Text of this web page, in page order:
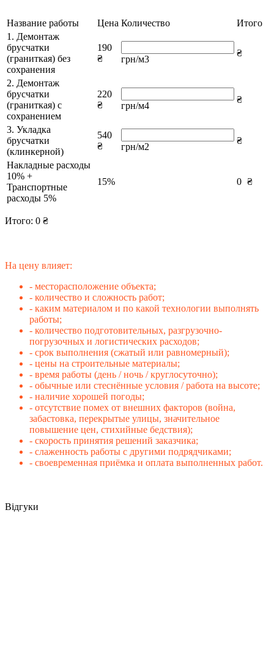
Название работы Цена Количество
Итого
1. Демонтаж
брусчатки
(граниткая) без
сохранения
190
₴
грн/м3
₴
2. Демонтаж
брусчатки
(граниткая) с
сохранением
220
₴
грн/м4
₴
3. Укладка
брусчатки
(клинкерной)
540
₴
грн/м2
₴
Накладные расходы
10% +
Транспортные
расходы 5%
15% 0 ₴
Итого: 0 ₴
На цену влияет:
- месторасположение объекта;
- количество и сложность работ;
- каким материалом и по какой технологии выполнять
работы;
- количество подготовительных, разгрузочно-
погрузочных и логистических расходов;
- срок выполнения (сжатый или равномерный);
- цены на строительные материалы;
- время работы (день / ночь / круглосуточно);
- обычные или стеснённые условия / работа на высоте;
- наличие хорошей погоды;
- отсутствие помех от внешних факторов (война,
забастовка, перекрытые улицы, значительное
повышение цен, стихийные бедствия);
- скорость принятия решений заказчика;
- слаженность работы с другими подрядчиками;
- своевременная приёмка и оплата выполненных работ.
Відгуки